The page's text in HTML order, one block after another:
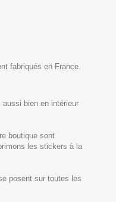
fabriqués en France.
aussi bien en intérieur
boutique sont
les stickers à la
posent sur toutes les